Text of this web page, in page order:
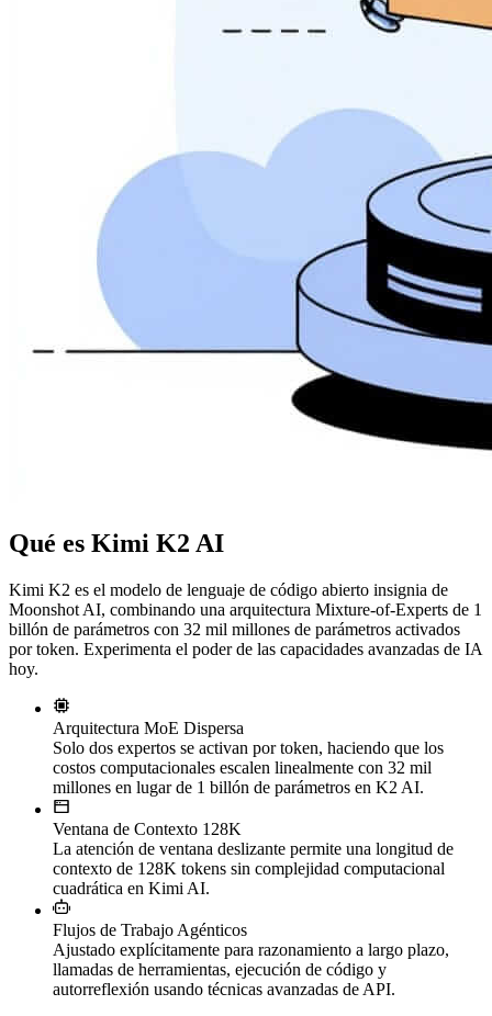
Qué es Kimi K2 AI
Kimi K2 es el modelo de lenguaje de código abierto insignia de
Moonshot AI, combinando una arquitectura Mixture-of-Experts de 1
billón de parámetros con 32 mil millones de parámetros activados
por token. Experimenta el poder de las capacidades avanzadas de IA
hoy.
Arquitectura MoE Dispersa
Solo dos expertos se activan por token, haciendo que los
costos computacionales escalen linealmente con 32 mil
millones en lugar de 1 billón de parámetros en K2 AI.
Ventana de Contexto 128K
La atención de ventana deslizante permite una longitud de
contexto de 128K tokens sin complejidad computacional
cuadrática en Kimi AI.
Flujos de Trabajo Agénticos
Ajustado explícitamente para razonamiento a largo plazo,
llamadas de herramientas, ejecución de código y
autorreflexión usando técnicas avanzadas de API.